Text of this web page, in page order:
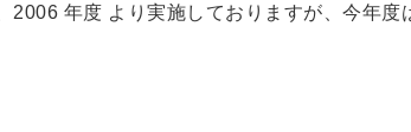
2006 年度 より実施しておりますが、今年